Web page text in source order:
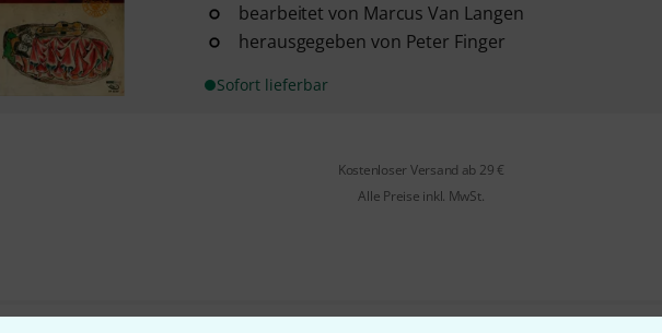
bearbeitet von Marcus Van Langen
herausgegeben von Peter Finger
Sofort lieferbar
Kostenloser Versand ab 29 €
Alle Preise inkl. MwSt.